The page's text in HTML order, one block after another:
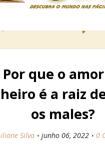
Por que o
é a raiz
os males?
Silva junho 06, 2022 0